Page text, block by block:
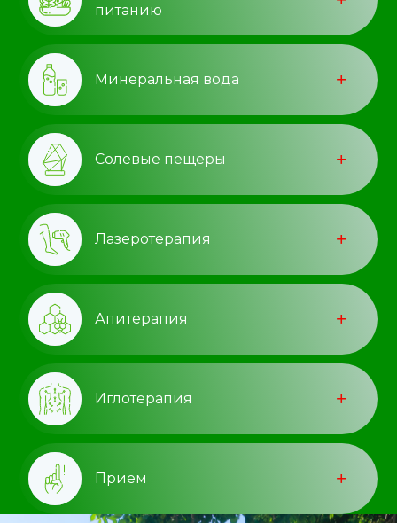
питанию
Минеральная вода
Солевые пещеры
Лазеротерапия
Апитерапия
Иглотерапия
Прием